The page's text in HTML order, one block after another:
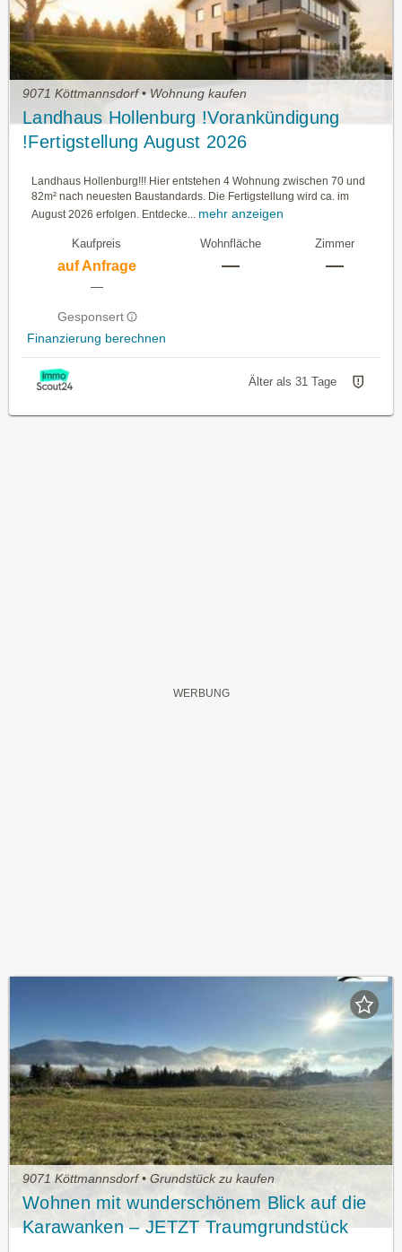
9071 Köttmannsdorf • Wohnung kaufen
Landhaus Hollenburg !Vorankündigung
!Fertigstellung August 2026
Landhaus Hollenburg!!! Hier entstehen 4 Wohnung zwischen 70 und
82m² nach neuesten Baustandards. Die Fertigstellung wird ca. im
August 2026 erfolgen. Entdecke... mehr anzeigen
Kaufpreis
auf Anfrage
—
Gesponsert
Finanzierung berechnen
Wohnfläche
—
Zimmer
—
Älter als 31 Tage
9071 Köttmannsdorf • Grundstück zu kaufen
Wohnen mit wunderschönem Blick auf die
Karawanken – JETZT Traumgrundstück